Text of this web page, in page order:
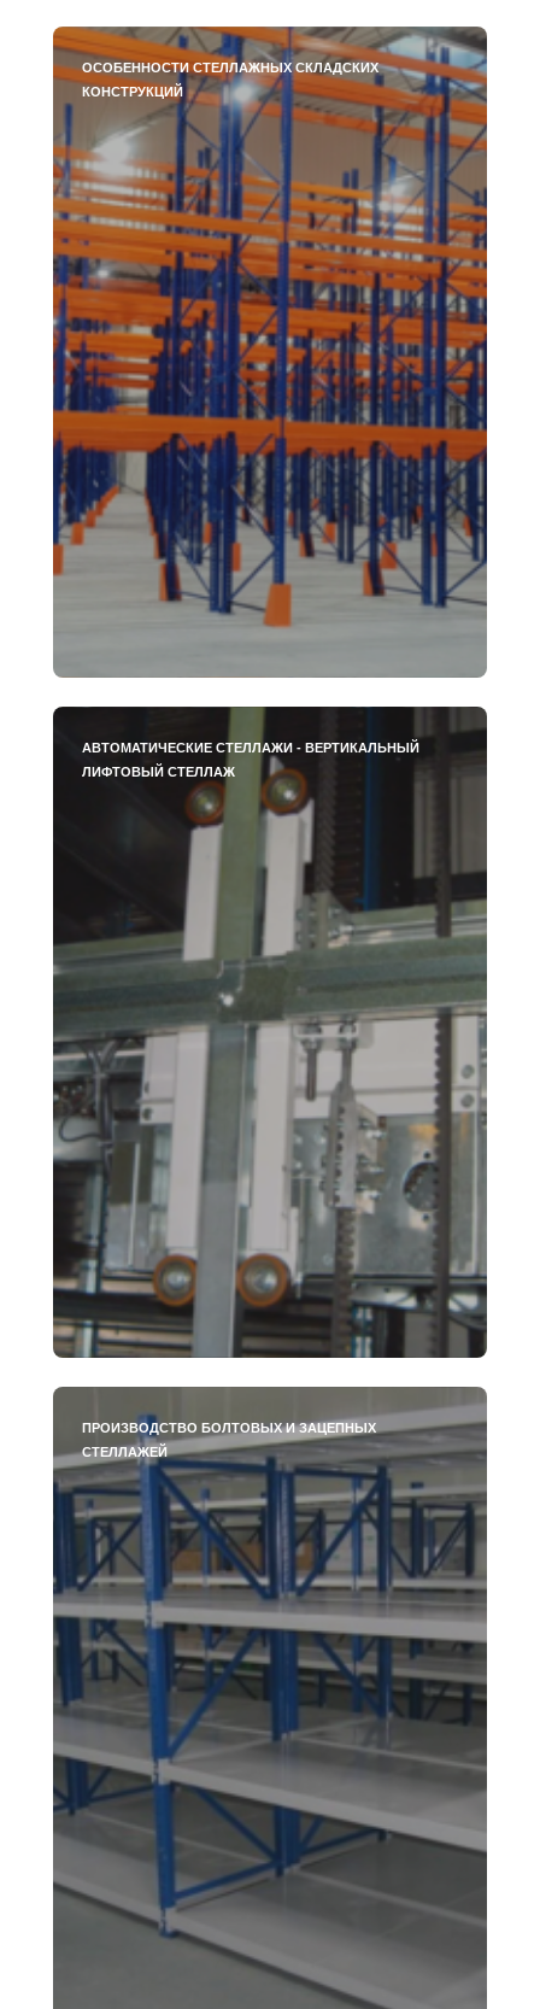
ОСОБЕННОСТИ СТЕЛЛАЖНЫХ СКЛАДСКИХ
КОНСТРУКЦИЙ
АВТОМАТИЧЕСКИЕ СТЕЛЛАЖИ - ВЕРТИКАЛЬНЫЙ
ЛИФТОВЫЙ СТЕЛЛАЖ
ПРОИЗВОДСТВО БОЛТОВЫХ И ЗАЦЕПНЫХ
СТЕЛЛАЖЕЙ